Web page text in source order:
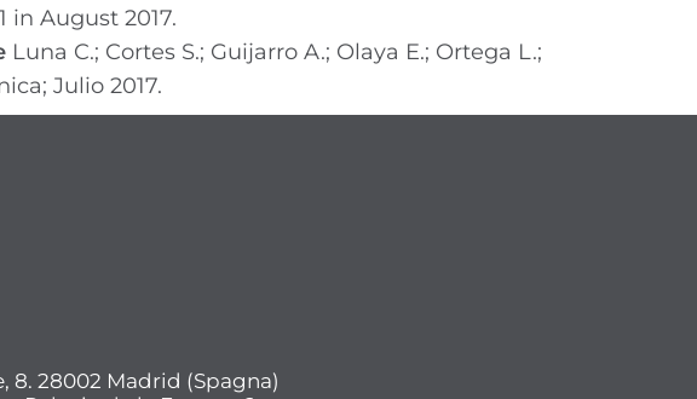
in August 2017.
Luna C.; Cortes S.; Guijarro A.; Olaya E.; Ortega L.;
Julio 2017.
8. 28002 Madrid (Spagna)